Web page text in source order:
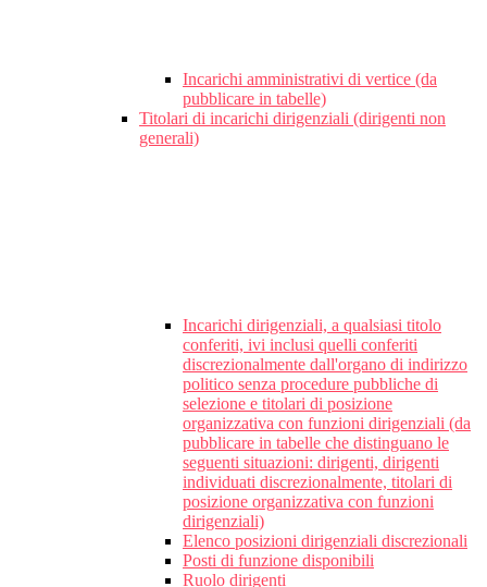
Incarichi amministrativi di vertice (da
pubblicare in tabelle)
Titolari di incarichi dirigenziali (dirigenti non
generali)
Incarichi dirigenziali, a qualsiasi titolo
conferiti, ivi inclusi quelli conferiti
discrezionalmente dall'organo di indirizzo
politico senza procedure pubbliche di
selezione e titolari di posizione
organizzativa con funzioni dirigenziali (da
pubblicare in tabelle che distinguano le
seguenti situazioni: dirigenti, dirigenti
individuati discrezionalmente, titolari di
posizione organizzativa con funzioni
dirigenziali)
Elenco posizioni dirigenziali discrezionali
Posti di funzione disponibili
Ruolo dirigenti